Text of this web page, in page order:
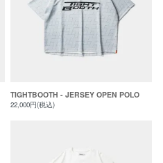
TIGHTBOOTH - JERSEY OPEN POLO
22,000円(税込)